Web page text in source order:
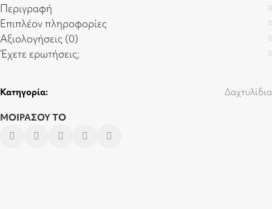
Περιγραφή
Επιπλέον πληροφορίες
Αξιολογήσεις (0)
Έχετε ερωτήσεις;
Κατηγορία: Δαχτυλίδια
ΜΟΙΡΑΣΟΥ ΤΟ